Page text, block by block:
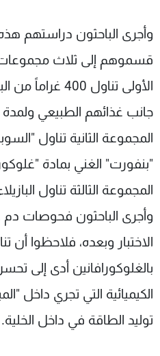
قسموهم إلى ثلاث
الأولى تناول
المجموعة الثانية تناول
"بنفورت" الغني بمادة
المجموعة الثالثة تناول
وأجرى الباحثون فحوصات
الاختبار وبعده، فلاحظوا أن
بالغلوكورافانين أدى إلى
الكيميائية التي تجري داخل
توليد الطاقة في داخل الخلية.